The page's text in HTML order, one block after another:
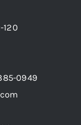
120
0949